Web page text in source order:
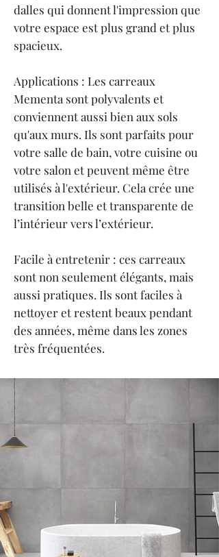
dalles qui donnent l'impression que
votre espace est plus grand et plus
spacieux.
Applications : Les carreaux
Mementa sont polyvalents et
conviennent aussi bien aux sols
qu'aux murs. Ils sont parfaits pour
votre salle de bain, votre cuisine ou
votre salon et peuvent même être
utilisés à l'extérieur. Cela crée une
transition belle et transparente de
l’intérieur vers l’extérieur.
Facile à entretenir : ces carreaux
sont non seulement élégants, mais
aussi pratiques. Ils sont faciles à
nettoyer et restent beaux pendant
des années, même dans les zones
très fréquentées.